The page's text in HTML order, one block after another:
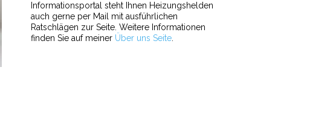
Informationsportal steht Ihnen Heizungshelden
auch gerne per Mail mit ausführlichen
Ratschlägen zur Seite. Weitere Informationen
finden Sie auf meiner Über uns Seite